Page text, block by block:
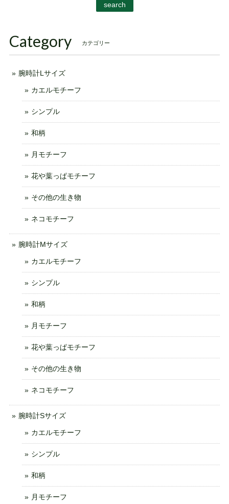
search
Category カテゴリー
腕時計Lサイズ
カエルモチーフ
シンプル
和柄
月モチーフ
花や葉っぱモチーフ
その他の生き物
ネコモチーフ
腕時計Mサイズ
カエルモチーフ
シンプル
和柄
月モチーフ
花や葉っぱモチーフ
その他の生き物
ネコモチーフ
腕時計Sサイズ
カエルモチーフ
シンプル
和柄
月モチーフ